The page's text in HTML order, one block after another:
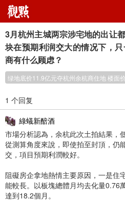
3月杭州主城两宗涉宅地的出让
块在预期利润交大的情况下，
商有什么顾虑？
绿地底价11.9亿元夺杭州余杭商住地 楼面
1 个回复
綠蟻新醅酒
市場分析認為，余杭此次土拍結果，
從測算角度來說，即使拍至封頂，仍
交，項目預期利潤較好。
阻礙房企拿地熱情主要原因，一是住
能較長。以板塊總體月均去化量0.76
達到18.2個月。